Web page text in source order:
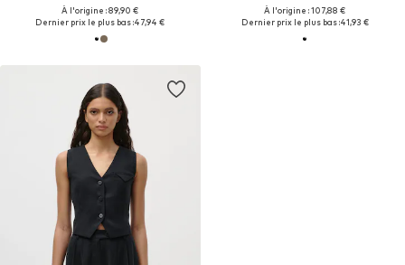
À l'origine : 89,90 €
Dernier prix le plus bas :47,94 €
À l'origine : 107,88 €
Dernier prix le plus bas :41,93 €